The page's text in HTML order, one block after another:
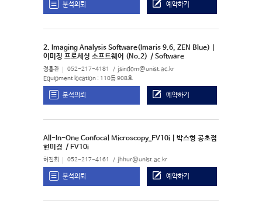
분석의뢰 예약하기
2. Imaging Analysis Software(Imaris 9.6, ZEN Blue) |
이미징 프로세싱 소프트웨어 (No.2) / Software
정홍찬 052-217-4181 jsindom@unist.ac.kr
Equipment location : 110동 908호
분석의뢰 예약하기
All-In-One Confocal Microscopy_FV10i | 박스형 공초점
현미경 / FV10i
허진회 052-217-4161 jhhur@unist.ac.kr
분석의뢰 예약하기